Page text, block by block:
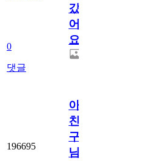
0
댓글
갔
어
요.
196695
아.
친
구
님